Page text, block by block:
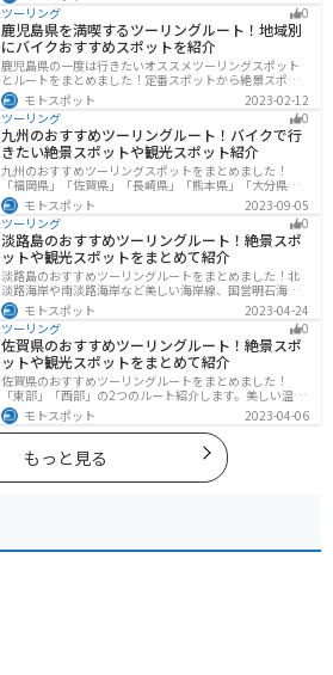
グに行く際は参考にしてください。
ツーリング
0
鹿児島県を満喫するツーリングルート！地域別
にバイクおすすめスポットを紹介
鹿児島県の一度は行きたいオススメツーリングスポット
とルートをまとめました！定番スポットから絶景スポッ
ト、温泉、山、海、グルメなど様々なジャンルで楽しめ
ます。バイクで鹿児島ツーリングに行こうと思っている
人は、参考にしてください。
モトスポット
2023-02-12
ツーリング
0
九州のおすすめツーリングルート！バイクで行
きたい絶景スポットや観光スポット紹介
九州のおすすめツーリングスポットをまとめました！
「福岡県」「佐賀県」「長崎県」「熊本県」「大分県」
「宮崎都」「鹿児島県」の各県の観光地紹介します。自
然豊かな山々や湖、温泉地が点在し、四季折々の景色を
楽しめるスポットが多数あります。バイクで九州にツー
リングに行く際は参考にしてください。
モトスポット
2023-09-05
ツーリング
0
淡路島のおすすめツーリングルート！絶景スポ
ットや観光スポットをまとめて紹介
淡路島のおすすめツーリングルートをまとめました！北
淡路海岸や南淡路海岸など美しい海岸線、国営明石海峡
公園や淡路夢舞台など、自然とアートが融合した施設も
多数あります。バイクで淡路島にツーリングに行く際は
参考にしてください。
モトスポット
2023-04-24
ツーリング
0
佐賀県のおすすめツーリングルート！絶景スポ
ットや観光スポットをまとめて紹介
佐賀県のおすすめツーリングルートをまとめました！
「東部」「西部」の2つのルート紹介します。美しい温泉
地や古墳群、歴史ある城や神社仏閣など、バイクツーリ
ングに適したスポットが多数存在し、様々な楽しみ方が
できます。バイクで佐賀県にツーリングに行く際は参考
にしてください。
モトスポット 2023-04-06
もっと見る